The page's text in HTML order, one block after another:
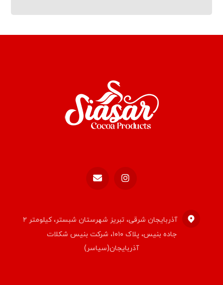
آذربایجان شرقی، تبریز شهرستان شبستر، کیلومتر ۲
جاده بنیس، پلاک ۱۰۱۰، شرکت بنیس شکلات
آذربایجان(سیاسر)